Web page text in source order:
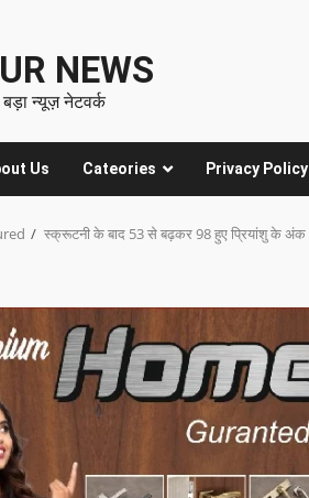
NEWS
न्यूज़ नेटवर्क
Us Cateories Privacy Policy
स्क्रूटनी के बाद 53 से बढ़कर 98 हुए प्रियांशु के अंक